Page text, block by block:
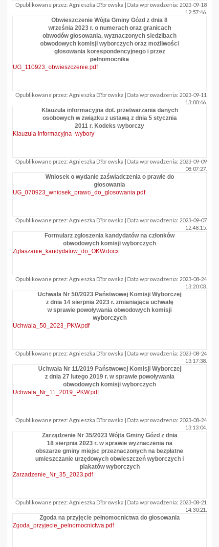
Opublikowane przez: Agnieszka D?browska | Data wprowadzenia: 2023-09-18
12:57:46.
Obwieszczenie Wójta Gminy Gózd z dnia 8
września 2023 r. o numerach oraz granicach
obwodów głosowania, wyznaczonych siedzibach
obwodowych komisji wyborczych oraz możliwości
głosowania korespondencyjnego i przez
pełnomocnika
UG_110923_obwieszczenie.pdf
Opublikowane przez: Agnieszka D?browska | Data wprowadzenia: 2023-09-11
13:00:46.
Klauzula informacyjna dot. przetwarzania danych
osobowych w związku z ustawą z dnia 5 stycznia
2011 r. Kodeks wyborczy
Klauzula informacyjna -wybory
Opublikowane przez: Agnieszka D?browska | Data wprowadzenia: 2023-09-09
08:07:27.
Wniosek o wydanie zaświadczenia o prawie do
głosowania
UG_070923_wniosek_prawo_do_glosowania.pdf
Opublikowane przez: Agnieszka D?browska | Data wprowadzenia: 2023-09-07
12:48:15.
Formularz zgłoszenia kandydatów na członków
obwodowych komisji wyborczych
Zglaszanie_kandydatow_do_OKW.docx
Opublikowane przez: Agnieszka D?browska | Data wprowadzenia: 2023-08-24
13:20:03.
Uchwała Nr 50/2023 Państwowej Komisji Wyborczej
z dnia 14 sierpnia 2023 r. zmianiająca uchwałę
w sprawie powoływania obwodowych komisji
wyborczych
Uchwala_50_2023_PKW.pdf
Opublikowane przez: Agnieszka D?browska | Data wprowadzenia: 2023-08-24
13:17:38.
Uchwała Nr 11/2019 Państwowej Komisji Wyborczej
z dnia 27 lutego 2019 r. w sprawie powoływania
obwodowych komisji wyborczych
Uchwala_Nr_11_2019_PKW.pdf
Opublikowane przez: Agnieszka D?browska | Data wprowadzenia: 2023-08-24
13:13:04.
Zarządzenie Nr 35/2023 Wójta Gminy Gózd z dnia
18 sierpnia 2023 r. w sprawie wyznaczenia na
obszarze gminy miejsc przeznaczonych na bezpłatne
umieszczanie urzędowych obwieszczeń wyborczych i
plakatów wyborczych
Zarzadzenie_Nr_35_2023.pdf
Opublikowane przez: Agnieszka D?browska | Data wprowadzenia: 2023-08-21
14:30:21.
Zgoda na przyjęcie pełnomocnictwa do głosowania
Zgoda_przyjecie_pelnomocnictwa.pdf